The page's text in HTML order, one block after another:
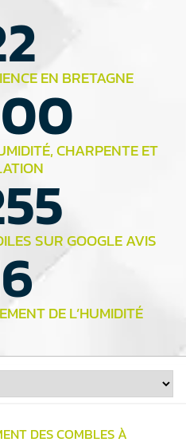
EN BRETAGNE
CHARPENTE ET
SUR GOOGLE AVIS
DE L’HUMIDITÉ
DES COMBLESÀ